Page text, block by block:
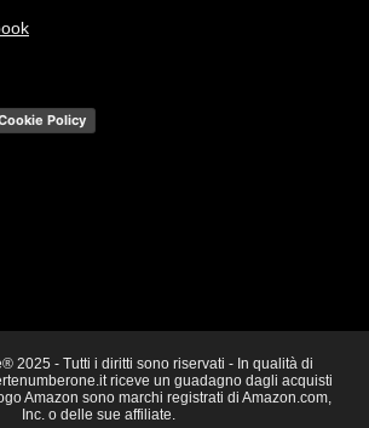
Policy
2025 - Tutti i diritti sono riservati - In qualità di
riceve un guadagno dagli acquisti
Amazon sono marchi registrati di Amazon.com,
Inc. o delle sue affiliate.